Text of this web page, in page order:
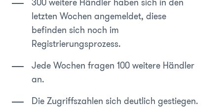
letzten Wochen angemeldet, diese
befinden sich noch im
Registrierungsprozess.
Jede Wochen fragen 100 weitere Händler
an.
Die Zugriffszahlen sich deutlich gestiegen.